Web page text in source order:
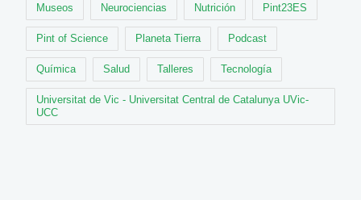
Museos Neurociencias Nutrición Pint23ES
Pint of Science Planeta Tierra Podcast
Química Salud Talleres Tecnología
Universitat de Vic - Universitat Central de Catalunya UVic-
UCC